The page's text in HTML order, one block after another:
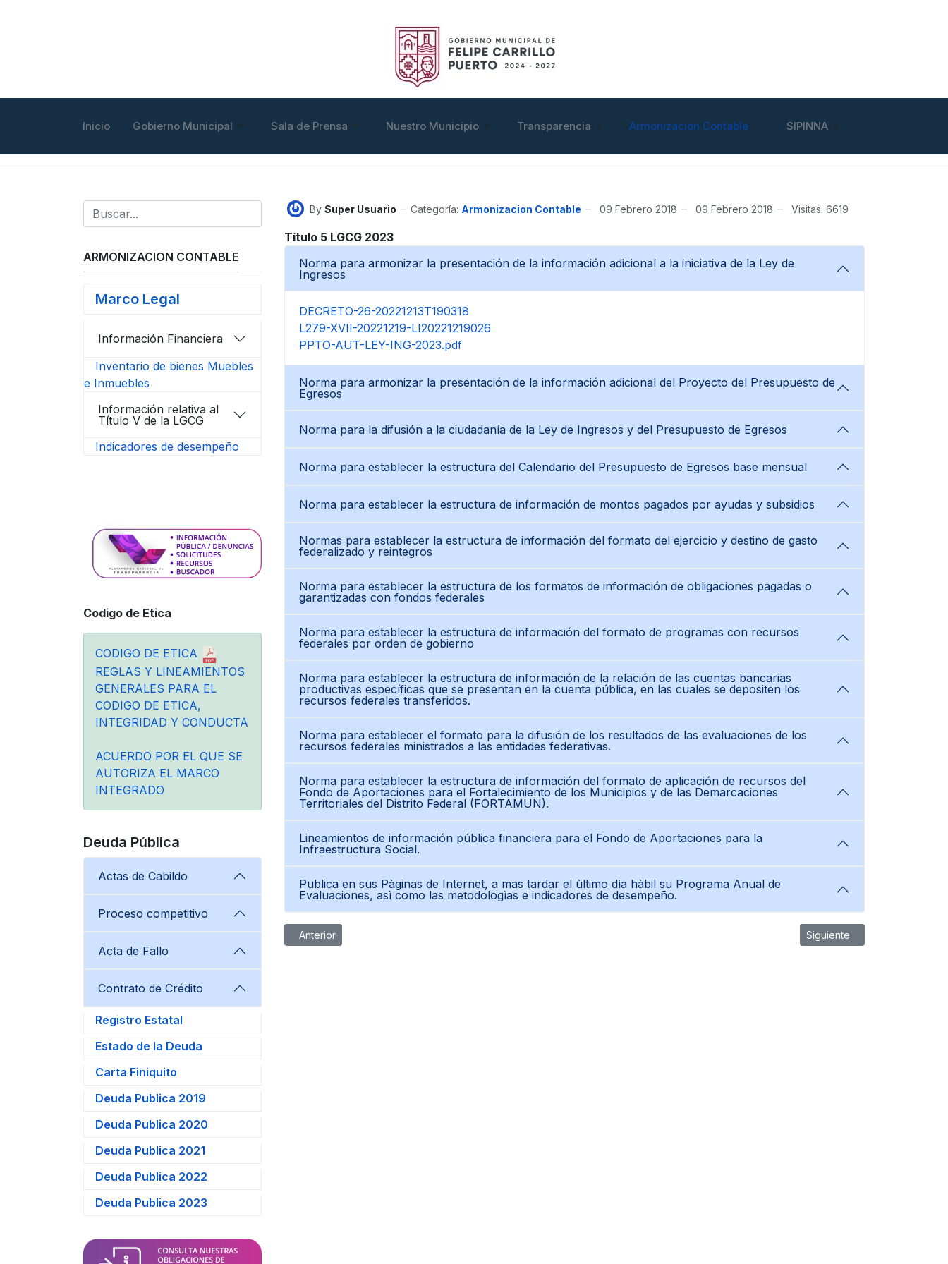
Inicio Gobierno Municipal Sala de Prensa Nuestro Municipio Transparencia Armonizacion Contable SIPINNA
By Super Usuario Categoría: Armonizacion Contable 09 Febrero 2018 09 Febrero 2018 Visitas: 6619
Título 5 LGCG 2023
Norma para armonizar la presentación de la información adicional a la iniciativa de la Ley de
Ingresos
DECRETO-26-20221213T190318
L279-XVII-20221219-LI20221219026
PPTO-AUT-LEY-ING-2023.pdf
Norma para armonizar la presentación de la información adicional del Proyecto del Presupuesto de
Egresos
Norma para la difusión a la ciudadanía de la Ley de Ingresos y del Presupuesto de Egresos
Norma para establecer la estructura del Calendario del Presupuesto de Egresos base mensual
Norma para establecer la estructura de información de montos pagados por ayudas y subsidios
Normas para establecer la estructura de información del formato del ejercicio y destino de gasto
federalizado y reintegros
Norma para establecer la estructura de los formatos de información de obligaciones pagadas o
garantizadas con fondos federales
Norma para establecer la estructura de información del formato de programas con recursos
federales por orden de gobierno
Norma para establecer la estructura de información de la relación de las cuentas bancarias
productivas específicas que se presentan en la cuenta pública, en las cuales se depositen los
recursos federales transferidos.
Norma para establecer el formato para la difusión de los resultados de las evaluaciones de los
recursos federales ministrados a las entidades federativas.
Norma para establecer la estructura de información del formato de aplicación de recursos del
Fondo de Aportaciones para el Fortalecimiento de los Municipios y de las Demarcaciones
Territoriales del Distrito Federal (FORTAMUN).
Lineamientos de información pública financiera para el Fondo de Aportaciones para la
Infraestructura Social.
Publica en sus Pàginas de Internet, a mas tardar el ùltimo dìa hàbil su Programa Anual de
Evaluaciones, asì como las metodologìas e indicadores de desempeño.
Artículo anterior: Titulo 5 LGCG 2022
Anterior Artículo siguiente: Titulo 5
Siguiente
ARMONIZACION CONTABLE
Marco Legal
Información Financiera
Inventario de bienes Muebles
e Inmuebles
Información relativa al
Título V de la LGCG
Indicadores de desempeño
Codigo de Etica
CODIGO DE ETICA
REGLAS Y LINEAMIENTOS
GENERALES PARA EL
CODIGO DE ETICA,
INTEGRIDAD Y CONDUCTA
ACUERDO POR EL QUE SE
AUTORIZA EL MARCO
INTEGRADO
Deuda Pública
Actas de Cabildo
Proceso competitivo
Acta de Fallo
Contrato de Crédito
Registro Estatal
Estado de la Deuda
Carta Finiquito
Deuda Publica 2019
Deuda Publica 2020
Deuda Publica 2021
Deuda Publica 2022
Deuda Publica 2023